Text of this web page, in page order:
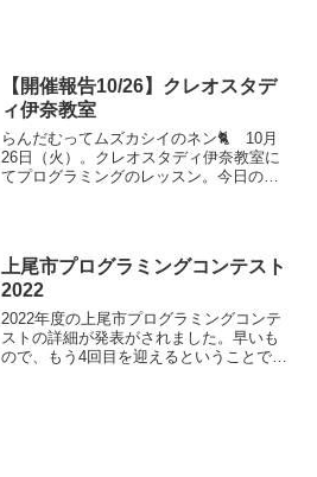
【開催報告10/26】クレオスタデ
ィ伊奈教室
らんだむってムズカシイのネン🐈 10月
26日（火）。クレオスタディ伊奈教室に
てプログラミングのレッスン。今日の一
スマイルプログラミ...
上尾市プログラミングコンテスト
2022
2022年度の上尾市プログラミングコンテ
ストの詳細が発表がされました。早いも
ので、もう4回目を迎えるということで